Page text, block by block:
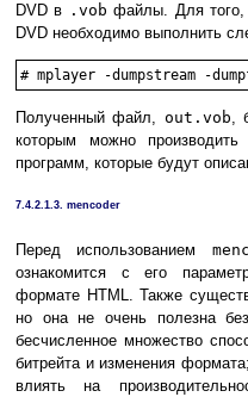
DVD в .vob файлы. Для того,
DVD необходимо выполнить
# mplayer -dumpstream -
Полученный файл, out.vob,
которым можно
программ, которые будут
7.4.2.1.3. mencoder
Перед использованием
ознакомится с его
формате HTML. Также
но она не очень полезна
бесчисленное множество
битрейта и изменения
влиять на